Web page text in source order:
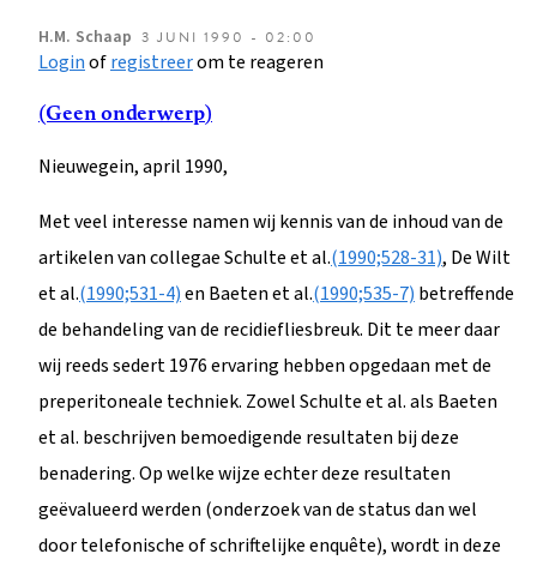
H.M. Schaap 3 JUNI 1990 - 02:00
Loginofregistreerom te reageren
(Geen onderwerp)
Nieuwegein, april 1990,
Met veel interesse namen wij kennis van de inhoud van de
artikelen van collegae Schulte et al.(1990;528-31), De Wilt
et al.(1990;531-4)en Baeten et al.(1990;535-7) betreffende
de behandeling van de recidiefliesbreuk. Dit te meer daar
wij reeds sedert 1976 ervaring hebben opgedaan met de
preperitoneale techniek. Zowel Schulte et al. als Baeten
et al. beschrijven bemoedigende resultaten bij deze
benadering. Op welke wijze echter deze resultaten
geëvalueerd werden (onderzoek van de status dan wel
door telefonische of schriftelijke enquête), wordt in deze